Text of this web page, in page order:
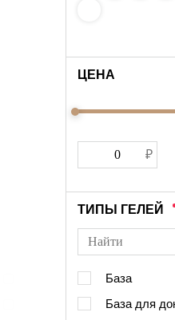
ЦЕНА
ТИПЫ ГЕЛЕЙ
База
База для